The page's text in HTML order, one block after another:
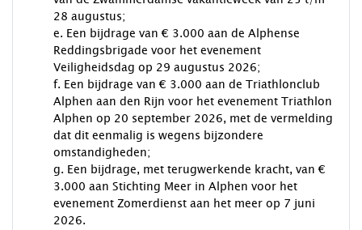
28 augustus;
e. Een bijdrage van € 3.000 aan de Alphense
Reddingsbrigade voor het evenement
Veiligheidsdag op 29 augustus 2026;
f. Een bijdrage van € 3.000 aan de Triathlonclub
Alphen aan den Rijn voor het evenement Triathlon
Alphen op 20 september 2026, met de vermelding
dat dit eenmalig is wegens bijzondere
omstandigheden;
g. Een bijdrage, met terugwerkende kracht, van €
3.000 aan Stichting Meer in Alphen voor het
evenement Zomerdienst aan het meer op 7 juni
2026.